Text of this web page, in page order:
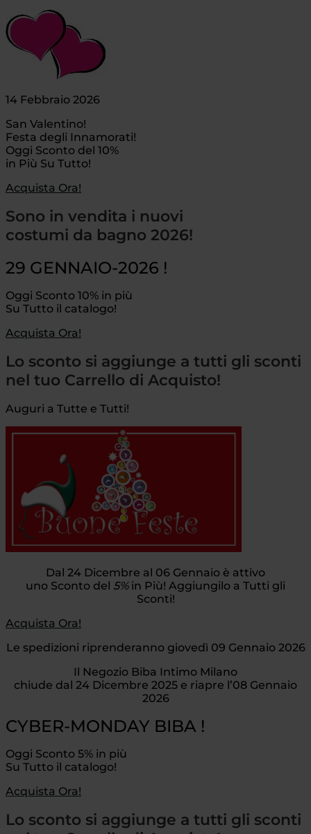
14 Febbraio 2026
San Valentino!
Festa degli Innamorati!
Oggi Sconto del 10%
in Più Su Tutto!
Acquista Ora!
Sono in vendita i nuovi
costumi da bagno 2026!
29 GENNAIO-2026 !
Oggi Sconto 10% in più
Su Tutto il catalogo!
Acquista Ora!
Lo sconto si aggiunge a tutti gli sconti
nel tuo Carrello di Acquisto!
Auguri a Tutte e Tutti!
Dal 24 Dicembre al 06 Gennaio è attivo
uno Sconto del 5%in Più! Aggiungilo a Tutti gli
Sconti!
Acquista Ora!
Le spedizioni riprenderanno giovedì 09 Gennaio 2026
Il Negozio Biba Intimo Milano
chiude dal 24 Dicembre 2025 e riapre l’08 Gennaio
2026
CYBER-MONDAY BIBA !
Oggi Sconto 5% in più
Su Tutto il catalogo!
Acquista Ora!
Lo sconto si aggiunge a tutti gli sconti